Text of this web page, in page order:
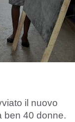
il nuovo
ben 40 donne.